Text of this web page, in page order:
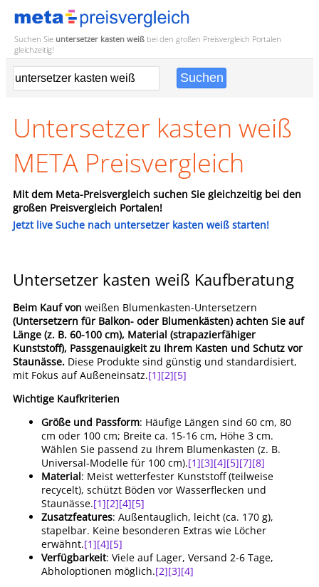
Suchen Sie untersetzer kasten weiß bei den großen Preisvergleich Portalen
gleichzeitig!
Untersetzer kasten weiß
META Preisvergleich
Mit dem Meta-Preisvergleich suchen Sie gleichzeitig bei den
großen Preisvergleich Portalen!
Jetzt live Suche nach untersetzer kasten weiß starten!
Untersetzer kasten weiß Kaufberatung
Beim Kauf von weißen Blumenkasten-Untersetzern
(Untersetzern für Balkon- oder Blumenkästen) achten Sie auf
Länge (z. B. 60-100 cm), Material (strapazierfähiger
Kunststoff), Passgenauigkeit zu Ihrem Kasten und Schutz vor
Staunässe. Diese Produkte sind günstig und standardisiert,
mit Fokus auf Außeneinsatz.[1][2][5]
Wichtige Kaufkriterien
Größe und Passform: Häufige Längen sind 60 cm, 80
cm oder 100 cm; Breite ca. 15-16 cm, Höhe 3 cm.
Wählen Sie passend zu Ihrem Blumenkasten (z. B.
Universal-Modelle für 100 cm).[1][3][4][5][7][8]
Material: Meist wetterfester Kunststoff (teilweise
recycelt), schützt Böden vor Wasserflecken und
Staunässe.[1][2][4][5]
Zusatzfeatures: Außentauglich, leicht (ca. 170 g),
stapelbar. Keine besonderen Extras wie Löcher
erwähnt.[1][4][5]
Verfügbarkeit: Viele auf Lager, Versand 2-6 Tage,
Abholoptionen möglich.[2][3][4]